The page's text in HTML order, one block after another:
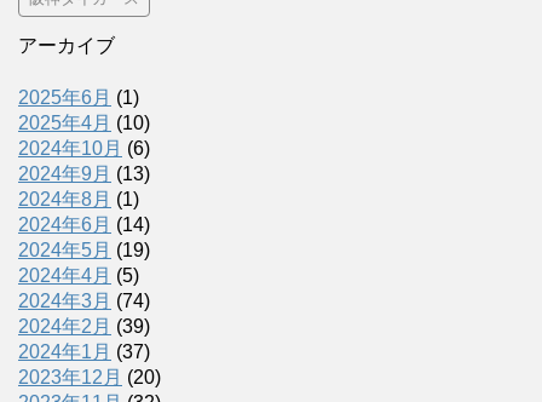
アーカイブ
2025年6月 (1)
2025年4月 (10)
2024年10月 (6)
2024年9月 (13)
2024年8月 (1)
2024年6月 (14)
2024年5月 (19)
2024年4月 (5)
2024年3月 (74)
2024年2月 (39)
2024年1月 (37)
2023年12月 (20)